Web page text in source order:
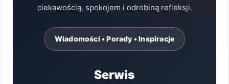
ciekawością, spokojem i odrobiną refleksji.
Wiadomości • Porady • Inspiracje
Serwis